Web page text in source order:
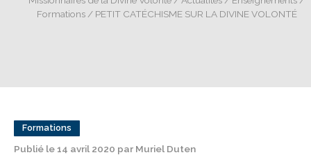
Formations/ PETIT CATÉCHISME SUR LA DIVINE VOLONTÉ
Formations
Publié le 14 avril 2020 par Muriel Duten